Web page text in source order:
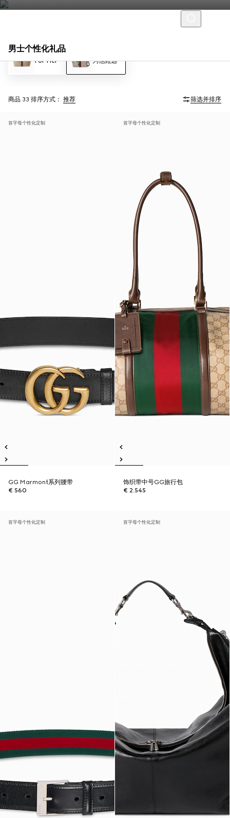
男士个性化礼品
For Her 为他甄选
商品 33 排序方式： 推荐 筛选并排序
首字母个性化定制
GG Marmont系列腰带
€ 560
首字母个性化定制
饰织带中号GG旅行包
€ 2.545
首字母个性化定制 首字母个性化定制